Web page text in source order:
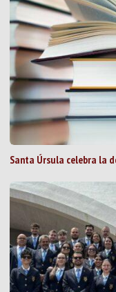
Santa Úrsula celebra la